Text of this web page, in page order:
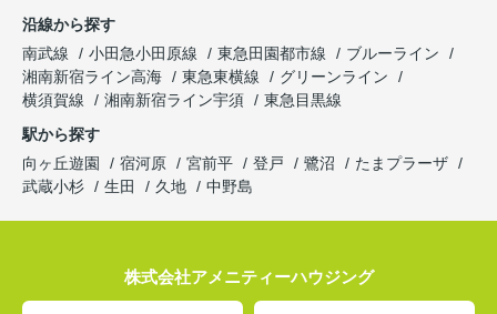
沿線から探す
南武線
小田急小田原線 東急田園都市線
ブルーライン
湘南新宿ライン高海
東急東横線
グリーンライン
横須賀線
湘南新宿ライン宇須
東急目黒線
駅から探す
向ヶ丘遊園
宿河原 宮前平 登戸 鷺沼
たまプラーザ
武蔵小杉
生田 久地 中野島
株式会社アメニティーハウジング